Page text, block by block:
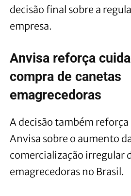
decisão final sobre a
empresa.
Anvisa reforça
compra de canetas
emagrecedoras
A decisão também reforça
Anvisa sobre o aumento
comercialização irregular
emagrecedoras no Brasil.